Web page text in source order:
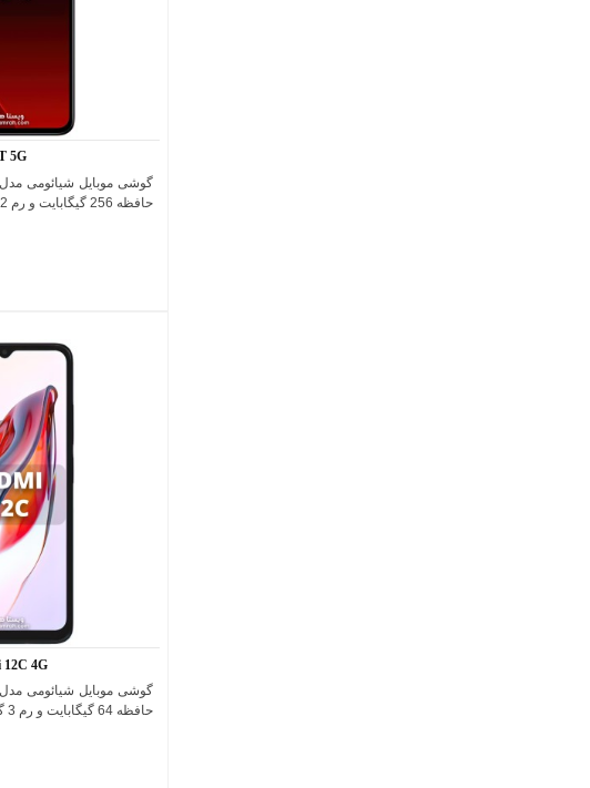
اضافه
5G
حافظه 256 گیگابایت و رم 12 گیگابایت
اضافه
12C 4G
حافظه 64 گیگابایت و رم 3 گیگابایت